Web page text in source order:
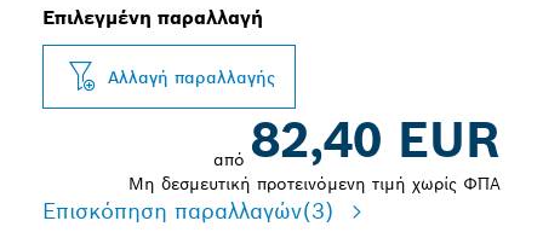
Επιλεγμένη παραλλαγή
Αλλαγή παραλλαγής
από 82,40 EUR
Μη δεσμευτική προτεινόμενη τιμή χωρίς ΦΠΑ
Επισκόπηση παραλλαγών(3)